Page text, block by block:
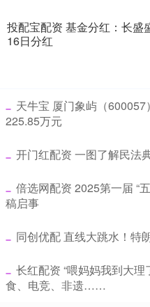
投配宝配资 基金分红：长盛
16日分红
天牛宝 厦门象屿（
225.85万元
开门红配资 一图了解民法
倍选网配资 2025第一届 “
稿启事
同创优配 直线大跳水！特
长红配资 “喂妈妈我到大
食、电竞、非遗……